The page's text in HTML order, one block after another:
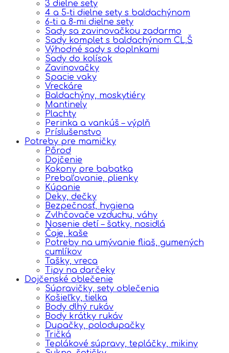
3 dielne sety
4 a 5-ti dielne sety s baldachýnom
6-ti a 8-mi dielne sety
Sady sa zavinovačkou zadarmo
Sady komplet s baldachýnom CL,Š
Výhodné sady s doplnkami
Sady do kolísok
Zavinovačky
Spacie vaky
Vreckáre
Baldachýny, moskytiéry
Mantinely
Plachty
Perinka a vankúš – výplň
Príslušenstvo
Potreby pre mamičky
Pôrod
Dojčenie
Kokony pre babatka
Prebaľovanie, plienky
Kúpanie
Deky, dečky
Bezpečnosť, hygiena
Zvlhčovače vzduchu, váhy
Nosenie detí – šatky, nosidlá
Čaje, kaše
Potreby na umývanie fliaš, gumených
cumlíkov
Tašky, vreca
Tipy na darčeky
Dojčenské oblečenie
Súpravičky, sety oblečenia
Košieľky, tielka
Body dlhý rukáv
Body krátky rukáv
Dupačky, polodupačky
Tričká
Teplákové súpravy, tepláčky, mikiny